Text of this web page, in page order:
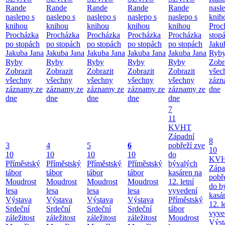
Rande
naslepo s
knihou
Procházka
po stopách
Jakuba Jana
Ryby
Zobrazit
všechny
záznamy ze
dne
Rande
naslepo s
knihou
Procházka
po stopách
Jakuba Jana
Ryby
Zobrazit
všechny
záznamy ze
dne
Rande
naslepo s
knihou
Procházka
po stopách
Jakuba Jana
Ryby
Zobrazit
všechny
záznamy ze
dne
Rande
naslepo s
knihou
Procházka
po stopách
Jakuba Jana
Ryby
Zobrazit
všechny
záznamy ze
dne
Rande
naslepo s
knihou
Procházka
po stopách
Jakuba Jana
Ryby
Zobrazit
všechny
záznamy ze
dne
dne
3
10
Příměstský
tábor
Moudrost
lesa
Výstava
Srdeční
záležitost
4
10
Příměstský
tábor
Moudrost
lesa
Výstava
Srdeční
záležitost
5
10
Příměstský
tábor
Moudrost
lesa
Výstava
Srdeční
záležitost
6
10
Příměstský
tábor
Moudrost
lesa
Výstava
Srdeční
záležitost
7
11
KVHT
Západní
pobřeží zve
do
bývalých
kasáren na
12. letní
vyvedení
Příměstský
tábor
Moudrost
8
10
do
12.